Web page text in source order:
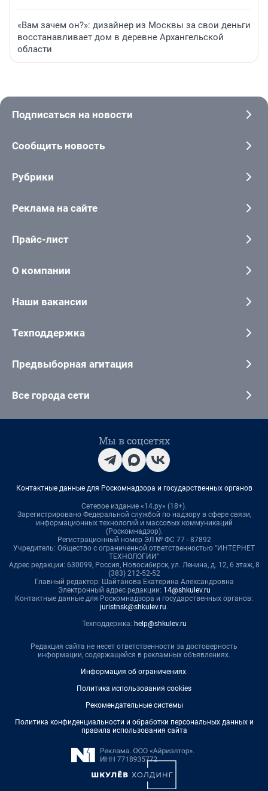
«Вам зачем он?»: дизайнер из Москвы за свои деньги
восстанавливает дом в деревне Архангельской
области
Подписаться на новости
Сообщить новость
Рубрики
Реклама на сайте
Прайс-лист
О компании
Наши вакансии
Техподдержка
Предвыборная агитация
Все города сети
Мы в соцсетях
Контактные данные для Роскомнадзора и государственных органов
Сетевое издание «14.ру» (18+).
Зарегистрировано Федеральной службой по надзору в сфере связи,
информационных технологий и массовых коммуникаций
(Роскомнадзор).
Регистрационный номер ЭЛ № ФС 77 - 87892
Учредитель: Общество с ограниченной ответственностью "ИНТЕРНЕТ
ТЕХНОЛОГИИ"
Адрес редакции: 630099, Россия, Новосибирск, ул. Ленина, д. 12, 6 этаж, 8
(383) 212-52-52
Главный редактор: Шайтанова Екатерина Александровна
Электронный адрес редакции: 14@shkulev.ru
Контактные данные для Роскомнадзора и государственных органов:
juristnsk@shkulev.ru.
Техподдержка: help@shkulev.ru
Редакция сайта не несет ответственности за достоверность
информации, содержащейся в рекламных объявлениях.
Информация об ограничениях.
Политика использования cookies
Рекомендательные системы
Политика конфиденциальности и обработки персональных данных и
правила использования сайта